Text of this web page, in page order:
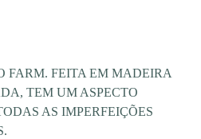
FARM. FEITA EM MADEIRA
TEM UM ASPECTO
AS IMPERFEIÇÕES